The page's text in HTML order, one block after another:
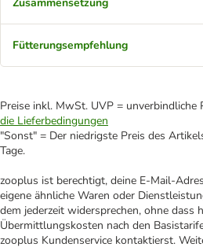
Fütterungsempfehlung
Preise inkl. MwSt. UVP = unverbindliche
die Lieferbedingungen
"Sonst" = Der niedrigste Preis des
Tage.
zooplus ist berechtigt, deine E-Mail-
eigene ähnliche Waren oder
dem jederzeit widersprechen, ohne dass
Übermittlungskosten nach den
zooplus Kundenservice kontaktierst.